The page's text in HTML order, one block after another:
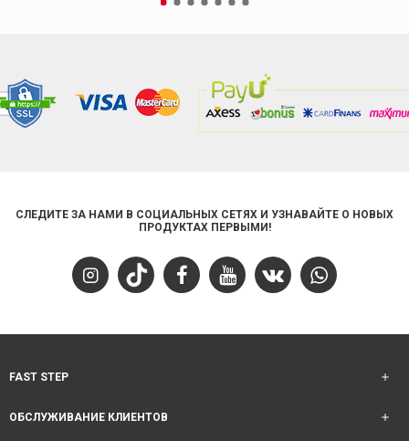
СЛЕДИТЕ ЗА НАМИ В СОЦИАЛЬНЫХ СЕТЯХ И УЗНАВАЙТЕ О НОВЫХ
ПРОДУКТАХ ПЕРВЫМИ!
FAST STEP
ОБСЛУЖИВАНИЕ КЛИЕНТОВ